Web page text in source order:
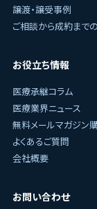
譲渡・譲受事例
ご相談から成約まで
お役立ち情報
医療承継コラム
医療業界ニュース
無料メールマガジン
よくあるご質問
会社概要
お問い合わせ